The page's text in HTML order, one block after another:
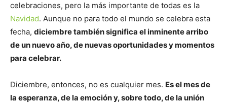
celebraciones, pero la más importante de todas es la
Navidad. Aunque no para todo el mundo se celebra esta
fecha, diciembre también significa el inminente arribo
de un nuevo año, de nuevas oportunidades y momentos
para celebrar.
Diciembre, entonces, no es cualquier mes. Es el mes de
la esperanza, de la emoción y, sobre todo, de la unión